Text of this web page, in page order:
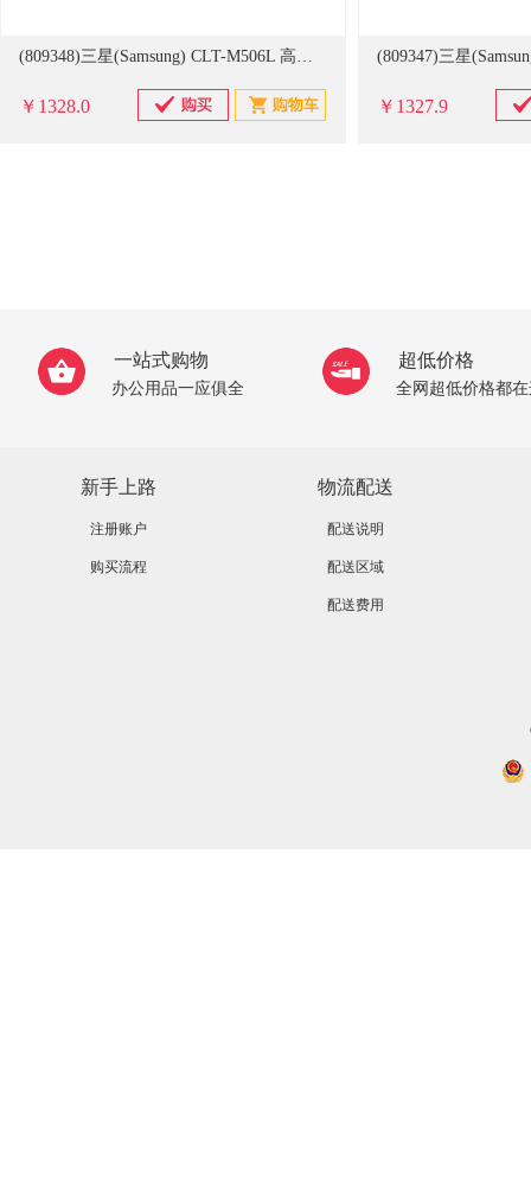
(809348)三星(Samsung) CLT-M506L 高容量6000页(A4纸张5%覆盖率)红色 粉盒(单位：盒)
￥1328.0 ￥1327.9
一站式购物
办公用品一应俱全
超低价格
全网超低价格都
新手上路
注册账户
购买流程
物流配送
配送说明
配送区域
配送费用